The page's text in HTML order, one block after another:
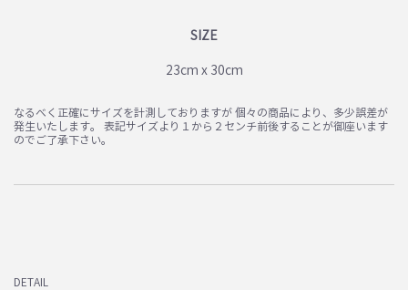
SIZE
23cm x 30cm
なるべく正確にサイズを計測しておりますが 個々の商品により、多少誤差が
発生いたします。 表記サイズより１から２センチ前後することが御座います
のでご了承下さい。
DETAIL